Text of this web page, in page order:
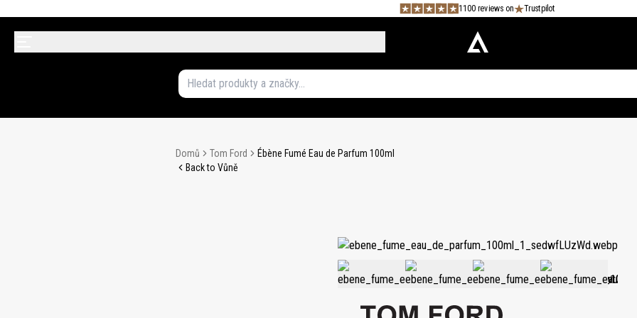
1100 reviews on Trustpilot
Domů Tom Ford
Ébène Fumé Eau de Parfum 100ml
Back to Vůně